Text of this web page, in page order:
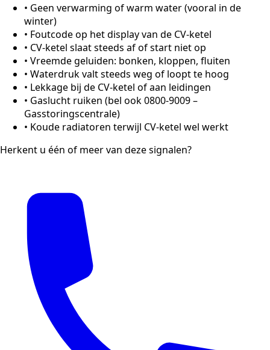
• Geen verwarming of warm water (vooral in de
winter)
• Foutcode op het display van de CV-ketel
• CV-ketel slaat steeds af of start niet op
• Vreemde geluiden: bonken, kloppen, fluiten
• Waterdruk valt steeds weg of loopt te hoog
• Lekkage bij de CV-ketel of aan leidingen
• Gaslucht ruiken (bel ook 0800-9009 –
Gasstoringscentrale)
• Koude radiatoren terwijl CV-ketel wel werkt
Herkent u één of meer van deze signalen?